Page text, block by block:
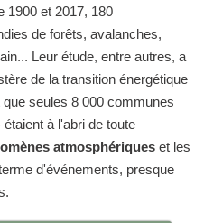
1900 et 2017, 180
de forêts, avalanches,
Leur étude, entre autres, a
de la transition énergétique
seules 8 000 communes
à l'abri de toute
atmosphériques et les
d'événements, presque